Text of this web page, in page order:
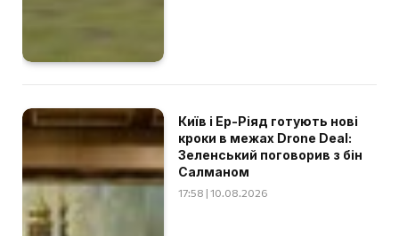
Київ і Ер-Ріяд готують нові
кроки в межах Drone Deal:
Зеленський поговорив з бін
Салманом
17:58 | 10.08.2026